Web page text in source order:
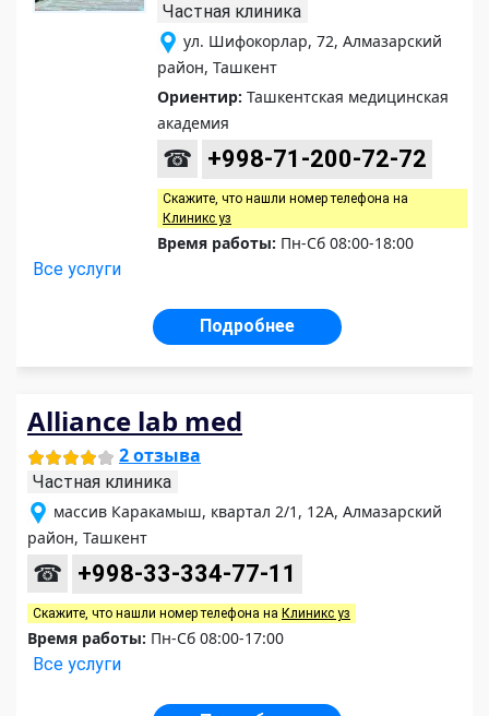
Частная клиника
ул. Шифокорлар, 72, Алмазарский
район, Ташкент
Ориентир: Ташкентская медицинская
академия
☎ +998-71-200-72-72
Скажите, что нашли номер телефона на
Клиникс уз
Время работы: Пн-Сб 08:00-18:00
Все услуги
Подробнее
Alliance lab med
2 отзыва
Частная клиника
массив Каракамыш, квартал 2/1, 12А, Алмазарский
район, Ташкент
☎ +998-33-334-77-11
Скажите, что нашли номер телефона на Клиникс уз
Время работы: Пн-Сб 08:00-17:00
Все услуги